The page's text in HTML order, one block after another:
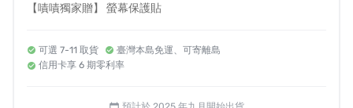
高音質澎湃音浪！開到最大聲都
【嘖嘖獨家贈】 螢幕保護貼
可選 7-11 取貨
臺灣本島免運、可寄離島
信用卡享 6 期零利率